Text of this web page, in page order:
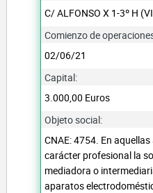
C/ ALFONSO X 1-3º H
Comienzo de
02/06/21
Capital:
3.000,00 Euros
Objeto social:
CNAE: 4754. En
carácter profesional la
mediadora o
aparatos